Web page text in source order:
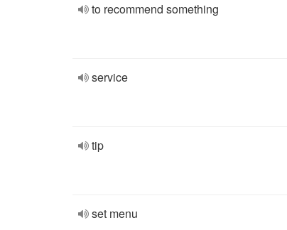
to recommend something
service
tip
set menu